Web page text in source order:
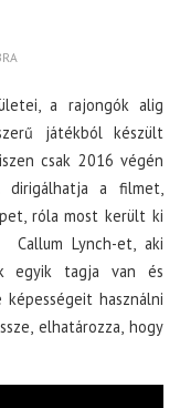
a rajongók alig
játékból készült
csak 2016 végén
dirigálhatja a filmet,
róla most került ki
Callum Lynch-et, aki
egyik tagja van és
használni
elhatározza, hogy